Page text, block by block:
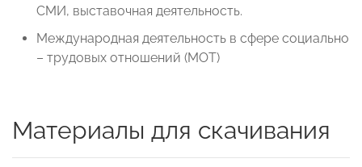
СМИ, выставочная деятельность.
Международная деятельность в сфере социально
– трудовых отношений (МОТ)
Материалы для скачивания